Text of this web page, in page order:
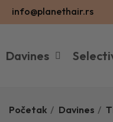
info@planethair.rs
Davines
Početak Davines